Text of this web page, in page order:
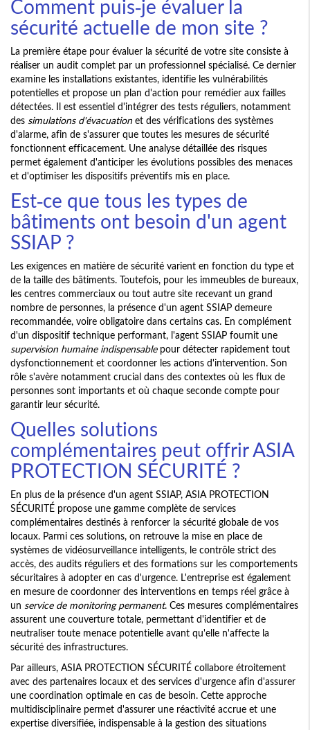
Comment puis-je évaluer la
sécurité actuelle de mon site ?
La première étape pour évaluer la sécurité de votre site consiste à
réaliser un audit complet par un professionnel spécialisé. Ce dernier
examine les installations existantes, identifie les vulnérabilités
potentielles et propose un plan d'action pour remédier aux failles
détectées. Il est essentiel d'intégrer des tests réguliers, notamment
des simulations d'évacuationet des vérifications des systèmes
d'alarme, afin de s'assurer que toutes les mesures de sécurité
fonctionnent efficacement. Une analyse détaillée des risques
permet également d'anticiper les évolutions possibles des menaces
et d'optimiser les dispositifs préventifs mis en place.
Est-ce que tous les types de
bâtiments ont besoin d'un agent
SSIAP ?
Les exigences en matière de sécurité varient en fonction du type et
de la taille des bâtiments. Toutefois, pour les immeubles de bureaux,
les centres commerciaux ou tout autre site recevant un grand
nombre de personnes, la présence d'un agent SSIAP demeure
recommandée, voire obligatoire dans certains cas. En complément
d'un dispositif technique performant, l'agent SSIAP fournit une
supervision humaine indispensablepour détecter rapidement tout
dysfonctionnement et coordonner les actions d'intervention. Son
rôle s'avère notamment crucial dans des contextes où les flux de
personnes sont importants et où chaque seconde compte pour
garantir leur sécurité.
Quelles solutions
complémentaires peut offrir ASIA
PROTECTION SÉCURITÉ ?
En plus de la présence d'un agent SSIAP, ASIA PROTECTION
SÉCURITÉ propose une gamme complète de services
complémentaires destinés à renforcer la sécurité globale de vos
locaux. Parmi ces solutions, on retrouve la mise en place de
systèmes de vidéosurveillance intelligents, le contrôle strict des
accès, des audits réguliers et des formations sur les comportements
sécuritaires à adopter en cas d'urgence. L'entreprise est également
en mesure de coordonner des interventions en temps réel grâce à
un service de monitoring permanent. Ces mesures complémentaires
assurent une couverture totale, permettant d'identifier et de
neutraliser toute menace potentielle avant qu'elle n'affecte la
sécurité des infrastructures.
Par ailleurs, ASIA PROTECTION SÉCURITÉ collabore étroitement
avec des partenaires locaux et des services d'urgence afin d'assurer
une coordination optimale en cas de besoin. Cette approche
multidisciplinaire permet d'assurer une réactivité accrue et une
expertise diversifiée, indispensable à la gestion des situations